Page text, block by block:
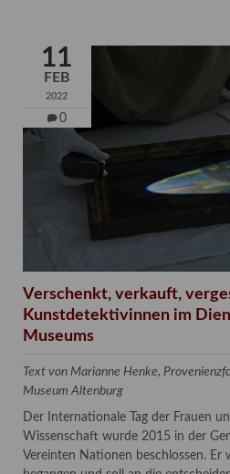
11
FEB
2022
0
Verschenkt, verkauft,
Kunstdetektivinnen im
Museums
Text von Marianne Henke,
Museum Altenburg
Der Internationale Tag der Frauen
Wissenschaft wurde 2015 in der
Vereinten Nationen beschlossen. Er